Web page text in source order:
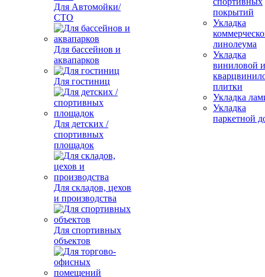
Для Автомойки/
СТО
Для бассейнов и
аквапарков
Для гостиниц
Для детских /
спортивных
площадок
Для складов, цехов
и производства
Для спортивных
объектов
покрытий
Укладка
линолеума
Укладка
виниловой и
плитки
Укладка
Укладка
паркетной